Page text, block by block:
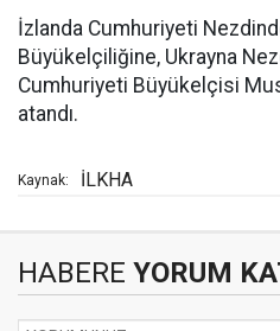
İzlanda Cumhuriyeti
Büyükelçiliğine, Ukrayna
Cumhuriyeti Büyükelçisi
atandı.
Kaynak: İLKHA
HABERE YORUM